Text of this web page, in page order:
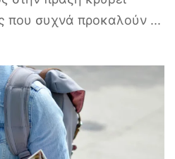
που συχνά προκαλούν ...